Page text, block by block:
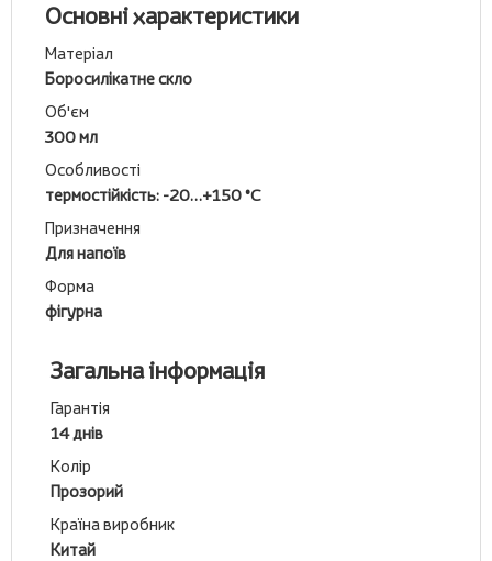
Основні характеристики
Матеріал
Боросилікатне скло
Об'єм
300 мл
Особливості
термостійкість: -20…+150 °C
Призначення
Для напоїв
Форма
фігурна
Загальна інформація
Гарантія
14 днів
Колір
Прозорий
Країна виробник
Китай